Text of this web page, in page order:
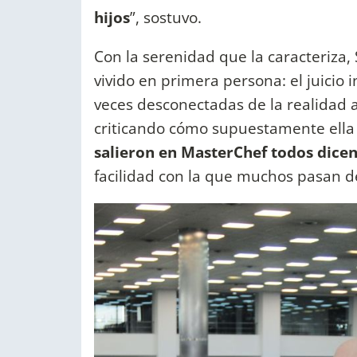
hijos”, sostuvo.
Con la serenidad que la
vivido en primera persona: el juicio
veces desconectadas de la
criticando cómo supuestamente
salieron en MasterChef todos
facilidad con la que muchos pasan